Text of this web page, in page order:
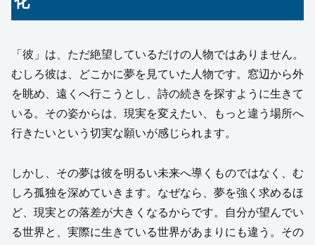
「彼」は、ただ絶望しているだけの人物ではありません。
むしろ彼は、どこかに夢を見ていた人物です。窓辺から外
を眺め、遠くへ行こうとし、詩の続きを探すように生きて
いる。その姿からは、現実を変えたい、もっと違う場所へ
行きたいという切実な願いが感じられます。
しかし、その夢は彼を明るい未来へ導くものではなく、む
しろ孤独を深めていきます。なぜなら、夢を強く求めるほ
ど、現実との落差が大きくなるからです。自分が望んでい
る世界と、実際に生きている世界があまりにも違う。その